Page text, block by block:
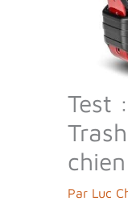
Test
Par Luc